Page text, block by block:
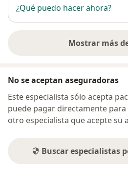
¿Qué puedo hacer ahora?
Mostrar más
No se aceptan aseguradoras
Este especialista sólo acepta
puede pagar directamente
otro especialista que acepte su
Buscar especialistas